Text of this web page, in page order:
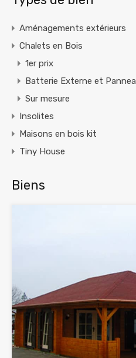
Aménagements extérieurs
Chalets en Bois
1er prix
Batterie Externe et
Sur mesure
Insolites
Maisons en bois kit
Tiny House
Biens